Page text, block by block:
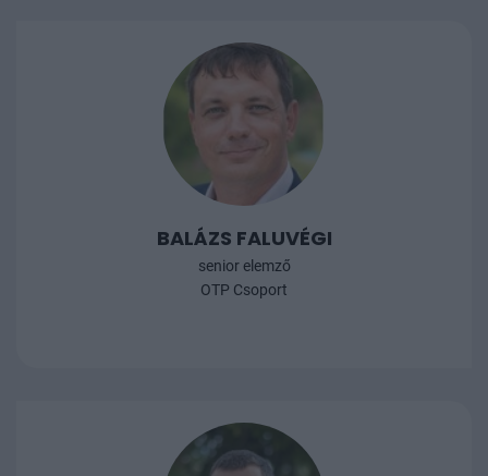
BALÁZS FALUVÉGI
senior elemző
OTP Csoport